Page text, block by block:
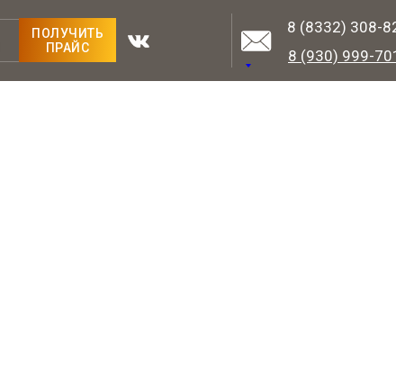
ПОЛУЧИТЬ
ПРАЙС
8 (930) 999-
8 (8332) 308-